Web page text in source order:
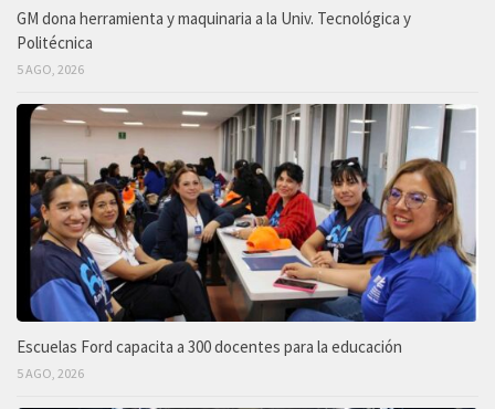
GM dona herramienta y maquinaria a la Univ. Tecnológica y
Politécnica
5 AGO, 2026
Escuelas Ford capacita a 300 docentes para la educación
5 AGO, 2026